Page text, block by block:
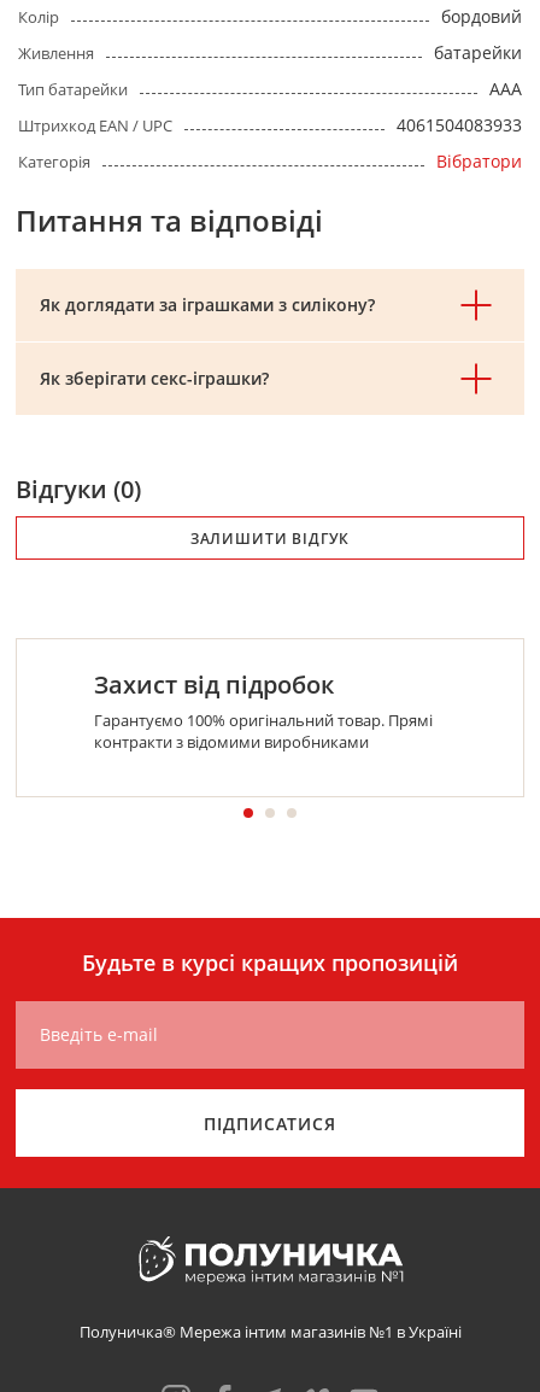
Колір бордовий
Живлення батарейки
Тип батарейки AAA
Штрихкод EAN / UPC 4061504083933
Категорія Вібратори
Питання та відповіді
Як доглядати за іграшками з силікону?
Як зберігати секс-іграшки?
Відгуки (0)
ЗАЛИШИТИ ВІДГУК
Захист від підробок
Гарантуємо 100% оригінальний товар. Прямі
контракти з відомими виробниками
Будьте в курсі кращих пропозицій
Введіть e-mail
ПІДПИСАТИСЯ
Полуничка® Мережа інтим магазинів №1 в Україні